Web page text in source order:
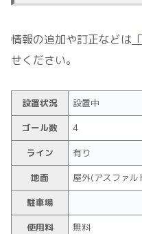
情報の追加や訂正などは
せください。
設置状況
設置中
ゴール数
4
ライン
有り
地面
屋外(アスファル
駐車場
使用料
無料